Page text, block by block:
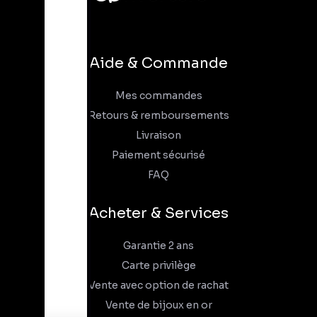
Aide & Commande
Mes commandes
Retours & remboursements
Livraison
Paiement sécurisé
FAQ
Acheter & Services
Garantie 2 ans
Carte privilège
Vente avec option de rachat
Vente de bijoux en or